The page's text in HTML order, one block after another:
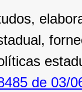
de 03/